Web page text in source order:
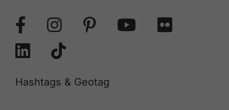
Hashtags & Geotag